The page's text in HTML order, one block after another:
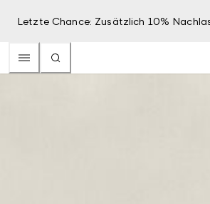
Letzte Chance: Zusätzlich 10%